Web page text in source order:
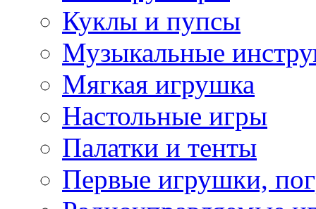
Куклы и пупсы
Музыкальные
Мягкая игрушка
Настольные игры
Палатки и тенты
Первые игрушки,